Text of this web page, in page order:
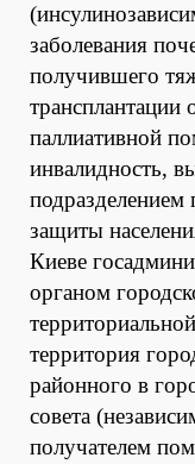
заболевания
получившего
трансплантации
паллиативной
инвалидность,
защиты
Киеве
органом
территория
районного в
совета
получателем